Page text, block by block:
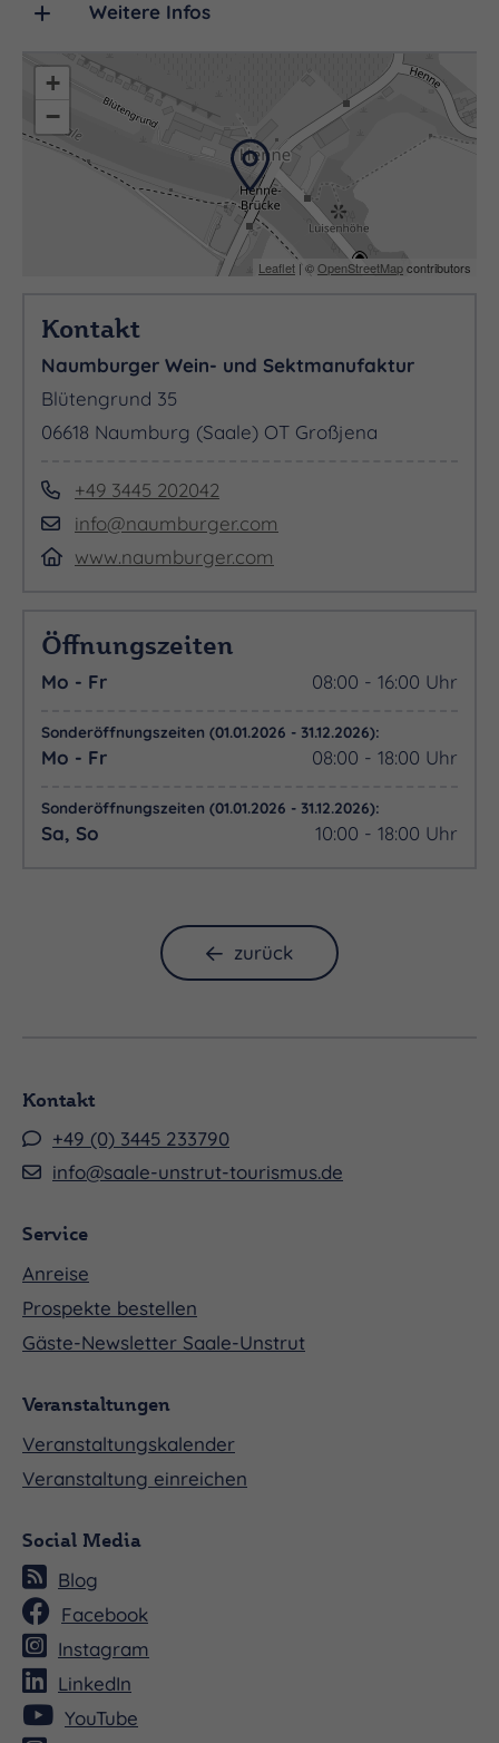
Weitere Infos
+
−
Leaflet | ©OpenStreetMapcontributors
Kontakt
Naumburger Wein- und Sektmanufaktur
Blütengrund 35
06618 Naumburg (Saale) OT Großjena
+49 3445 202042
info@naumburger.com
www.naumburger.com
Öffnungszeiten
Mo - Fr 08:00 - 16:00 Uhr
Sonderöffnungszeiten (01.01.2026 - 31.12.2026):
Mo - Fr 08:00 - 18:00 Uhr
Sonderöffnungszeiten (01.01.2026 - 31.12.2026):
Sa, So 10:00 - 18:00 Uhr
zurück
Kontakt
+49 (0) 3445 233790
info@saale-unstrut-tourismus.de
Service
Anreise
Prospekte bestellen
Gäste-Newsletter Saale-Unstrut
Veranstaltungen
Veranstaltungskalender
Veranstaltung einreichen
Social Media
Blog
Facebook
Instagram
LinkedIn
YouTube